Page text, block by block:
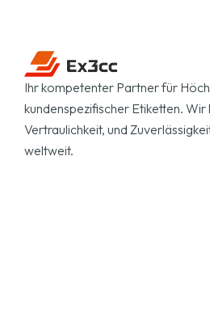
Ihr kompetenter Partner für
kundenspezifischer Etiketten.
Vertraulichkeit, und
weltweit.